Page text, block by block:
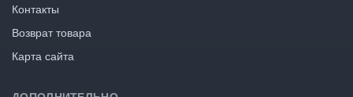
Контакты
Возврат товара
Карта сайта